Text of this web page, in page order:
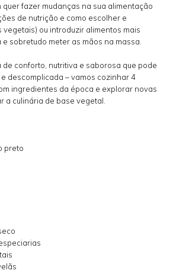
fazer mudanças na sua alimentação
de nutrição e como escolher e
ou introduzir alimentos mais
sobretudo meter as mãos na massa.
de conforto, nutritiva e saborosa que pode
descomplicada – vamos cozinhar 4
ingredientes da época e explorar novas
a culinária de base vegetal.
preto